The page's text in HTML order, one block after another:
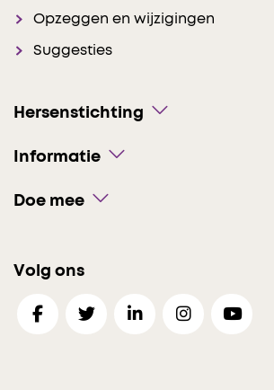
Opzeggen en wijzigingen
Suggesties
Hersenstichting
Informatie
Doe mee
Volg ons